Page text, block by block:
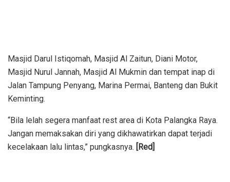
Masjid Darul Istiqomah, Masjid Al Zaitun, Diani Motor,
Masjid Nurul Jannah, Masjid Al Mukmin dan tempat inap di
Jalan Tampung Penyang, Marina Permai, Banteng dan Bukit
Keminting.
“Bila lelah segera manfaat rest area di Kota Palangka Raya.
Jangan memaksakan diri yang dikhawatirkan dapat terjadi
kecelakaan lalu lintas,” pungkasnya. [Red]